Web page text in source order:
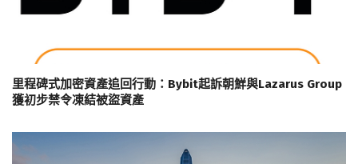
里程碑式加密資產追回行動：Bybit起訴朝鮮與Lazarus Group
獲初步禁令凍結被盜資產